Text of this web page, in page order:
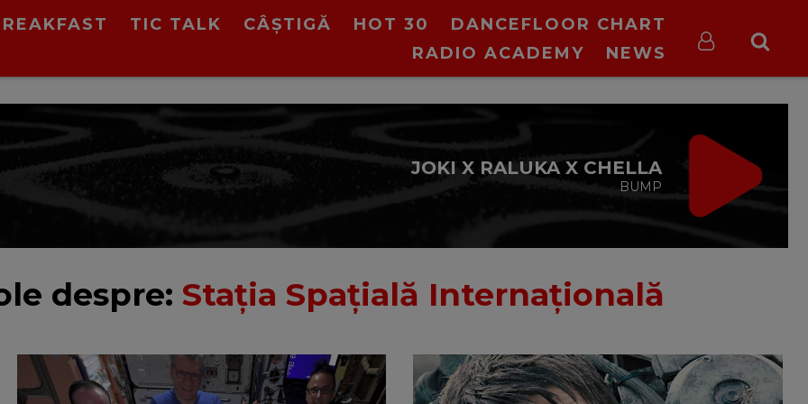
TIC TALK CÂȘTIGĂ HOT 30
DANCEFLOOR CHART
RADIO ACADEMY
NEWS
CE TREBUIE
despre: Staţia Spaţială Internaţională